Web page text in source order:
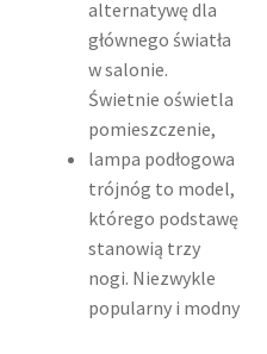
alternatywę dla
głównego światła
w salonie.
Świetnie oświetla
pomieszczenie,
lampa podłogowa
trójnóg to model,
którego podstawę
stanowią trzy
nogi. Niezwykle
popularny i modny